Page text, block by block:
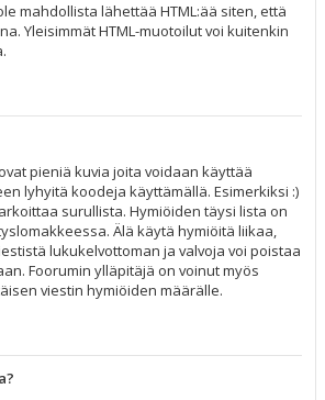
mahdollista lähettää HTML:ää siten, että
Yleisimmät HTML-muotoilut voi kuitenkin
pieniä kuvia joita voidaan käyttää
lyhyitä koodeja käyttämällä. Esimerkiksi :)
surullista. Hymiöiden täysi lista on
Älä käytä hymiöitä liikaa,
lukukelvottoman ja valvoja voi poistaa
Foorumin ylläpitäjä on voinut myös
viestin hymiöiden määrälle.